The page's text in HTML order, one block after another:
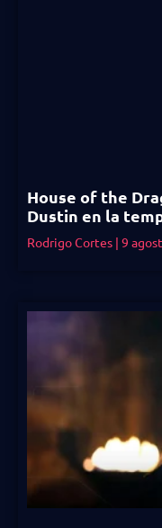
House of the
Dustin en la
Rodrigo Cortes 9